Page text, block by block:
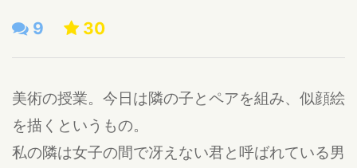
9 30
美術の授業。今日は隣の子とペアを組み、似顔絵
を描くというもの。
私の隣は女子の間で冴えない君と呼ばれている男